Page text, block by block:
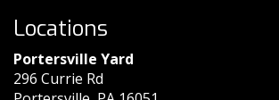
Locations
Portersville Yard
296 Currie Rd